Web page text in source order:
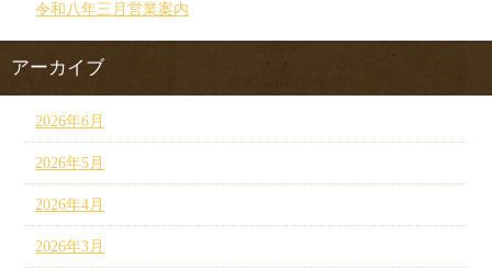
令和八年三月営業案内
アーカイブ
2026年6月
2026年5月
2026年4月
2026年3月